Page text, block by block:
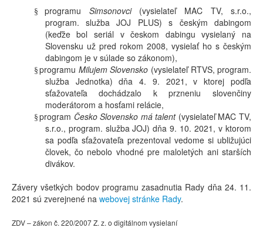
§ programu Simsonovci (vysielateľ MAC TV, s.r.o.,
program. služba JOJ PLUS) s českým dabingom
(keďže bol seriál v českom dabingu vysielaný na
Slovensku už pred rokom 2008, vysielať ho s českým
dabingom je v súlade so zákonom),
§ programu Milujem Slovensko (vysielateľ RTVS, program.
služba Jednotka) dňa 4. 9. 2021, v ktorej podľa
sťažovateľa dochádzalo k przneniu slovenčiny
moderátorom a hosťami relácie,
§ program Česko Slovensko má talent (vysielateľ MAC TV,
s.r.o., program. služba JOJ) dňa 9. 10. 2021, v ktorom
sa podľa sťažovateľa prezentoval vedome si ubližujúci
človek, čo nebolo vhodné pre maloletých ani starších
divákov.
Závery všetkých bodov programu zasadnutia Rady dňa 24. 11.
2021 sú zverejnené na webovej stránke Rady.
ZDV –zákon č. 220/2007 Z. z. o digitálnom vysielaní